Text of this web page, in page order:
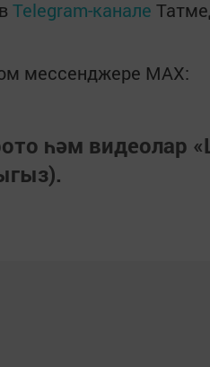
Telegram-канале
мессенджере MАХ:
һәм видеолар